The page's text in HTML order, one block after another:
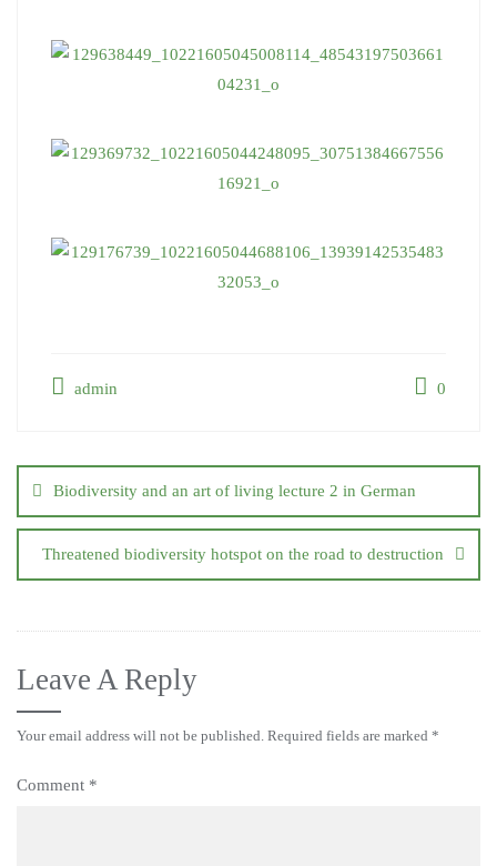
admin 0
navigation
Biodiversity and an art of living lecture 2 in German
Threatened biodiversity hotspot on the road to destruction
Leave A Reply
Your email address will not be published. Required fields are marked *
Comment *